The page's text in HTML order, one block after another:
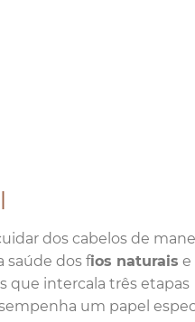
dos cabelos de
saúde dos fios naturais e
que intercala três etapas
um papel